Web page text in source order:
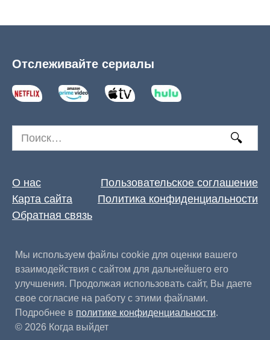
Отслеживайте сериалы
Search
for:
О нас
Пользовательское соглашение
Карта сайта
Политика конфиденциальности
Обратная связь
Мы используем файлы cookie для оценки вашего
взаимодействия с сайтом для дальнейшего его
улучшения. Продолжая использовать сайт, Вы даете
свое согласие на работу с этими файлами.
Подробнее в политике конфиденциальности.
© 2026 Когда выйдет